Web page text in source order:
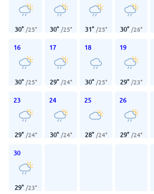
30° /25° 30° /25° 31° /25° 30° /26°
16
30° /25°
17
29° /24°
18
30° /25°
19
29° /23°
23
29° /24°
24
30° /24°
25
28° /24°
26
29° /24°
30
29° /23°